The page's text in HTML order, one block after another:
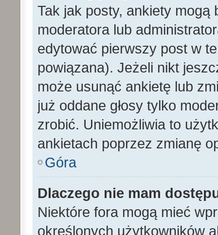
Tak jak posty, ankiety
moderatora lub
edytować pierwszy post w
powiązana). Jeżeli nikt
może usunąć ankietę lub
już oddane głosy tylko
zrobić. Uniemożliwia to
ankietach poprzez zmianę
Góra
Dlaczego nie mam
Niektóre fora mogą mieć
określonych użytkowników